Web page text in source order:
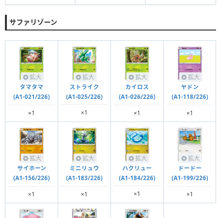
サファリゾーン
拡大
タマタマ
(A1-021/226)
×1
拡大
ストライク
(A1-025/226)
×1
拡大
カイロス
(A1-026/226)
×1
拡大
ヤドン
(A1-118/226)
×1
拡大
サイホーン
(A1-156/226)
×1
拡大
ミニリュウ
(A1-183/226)
×1
拡大
ハクリュー
(A1-184/226)
×1
拡大
ドードー
(A1-199/226)
×1